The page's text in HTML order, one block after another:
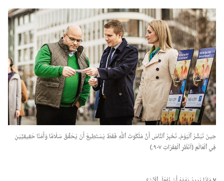
حِينَ نُبَشِّرُ ٱلْيَوْمَ،‏ نُخْبِرُ ٱلنَّاسَ أَنَّ مَلَكُوتَ ٱللّٰهِ فَقَطْ يَسْتَطِيعُ أَنْ يُحَقِّقَ سَلَامًا وَأَمْنًا حَقِيقِيَّيْنِ
فِي ٱلْعَالَمِ (‏اُنْظُرِ ٱلْفِقْرَاتِ ٧-‏٩.‏)‏